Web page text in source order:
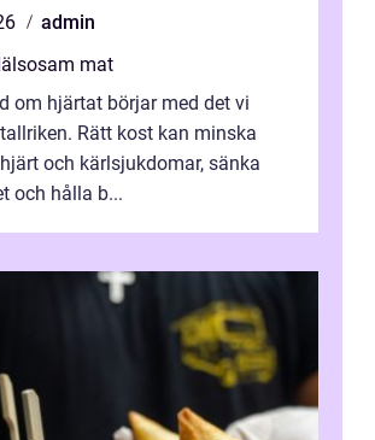
admin
mat
om hjärtat börjar med det vi
Rätt kost kan minska
och kärlsjukdomar, sänka
och hålla b...